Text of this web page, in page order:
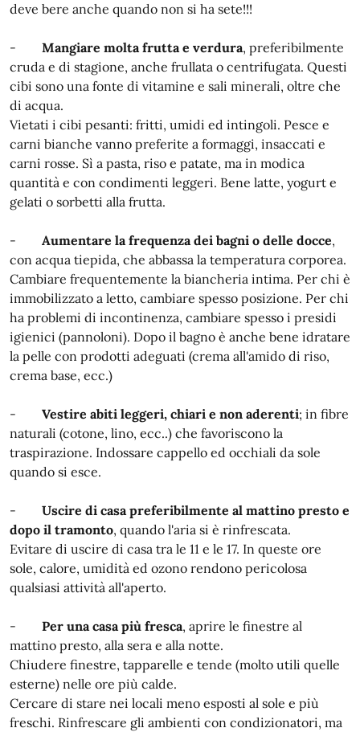
deve bere anche quando non si ha sete!!!
- Mangiare molta frutta e verdura, preferibilmente
cruda e di stagione, anche frullata o centrifugata. Questi
cibi sono una fonte di vitamine e sali minerali, oltre che
di acqua.
Vietati i cibi pesanti: fritti, umidi ed intingoli. Pesce e
carni bianche vanno preferite a formaggi, insaccati e
carni rosse. Sì a pasta, riso e patate, ma in modica
quantità e con condimenti leggeri. Bene latte, yogurt e
gelati o sorbetti alla frutta.
- Aumentare la frequenza dei bagni o delle docce,
con acqua tiepida, che abbassa la temperatura corporea.
Cambiare frequentemente la biancheria intima. Per chi è
immobilizzato a letto, cambiare spesso posizione. Per chi
ha problemi di incontinenza, cambiare spesso i presidi
igienici (pannoloni). Dopo il bagno è anche bene idratare
la pelle con prodotti adeguati (crema all'amido di riso,
crema base, ecc.)
- Vestire abiti leggeri, chiari e non aderenti; in fibre
naturali (cotone, lino, ecc..) che favoriscono la
traspirazione. Indossare cappello ed occhiali da sole
quando si esce.
- Uscire di casa preferibilmente al mattino presto e
dopo il tramonto, quando l'aria si è rinfrescata.
Evitare di uscire di casa tra le 11 e le 17. In queste ore
sole, calore, umidità ed ozono rendono pericolosa
qualsiasi attività all'aperto.
- Per una casa più fresca, aprire le finestre al
mattino presto, alla sera e alla notte.
Chiudere finestre, tapparelle e tende (molto utili quelle
esterne) nelle ore più calde.
Cercare di stare nei locali meno esposti al sole e più
freschi. Rinfrescare gli ambienti con condizionatori, ma